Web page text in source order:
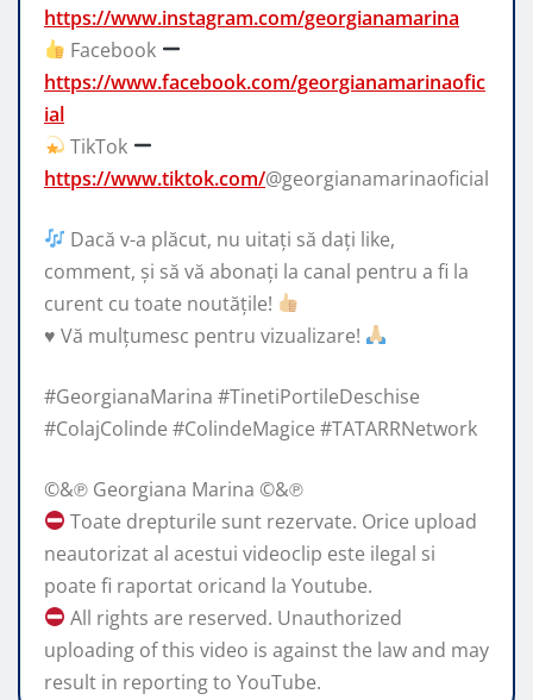
https://www.instagram.com/georgianamarina
Facebook
https://www.facebook.com/georgianamarinaofic
ial
TikTok
https://www.tiktok.com/@georgianamarinaoficial
Dacă v-a plăcut, nu uitați să dați like,
comment, și să vă abonați la canal pentru a fi la
curent cu toate noutățile!
♥️ Vă mulțumesc pentru vizualizare!
#GeorgianaMarina #TinetiPortileDeschise
#ColajColinde #ColindeMagice #TATARRNetwork
©&℗ Georgiana Marina ©&℗
Toate drepturile sunt rezervate. Orice upload
neautorizat al acestui videoclip este ilegal si
poate fi raportat oricand la Youtube.
All rights are reserved. Unauthorized
uploading of this video is against the law and may
result in reporting to YouTube.